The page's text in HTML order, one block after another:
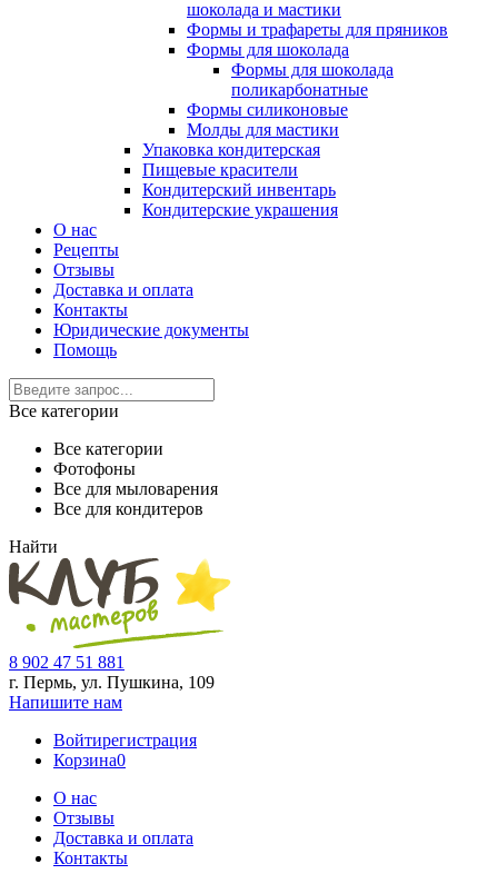
шоколада и мастики
Формы и трафареты для пряников
Формы для шоколада
Формы для шоколада
поликарбонатные
Формы силиконовые
Молды для мастики
Упаковка кондитерская
Пищевые красители
Кондитерский инвентарь
Кондитерские украшения
О нас
Рецепты
Отзывы
Доставка и оплата
Контакты
Юридические документы
Помощь
Все категории
Все категории
Фотофоны
Все для мыловарения
Все для кондитеров
Найти
8 902 47 51 881
г. Пермь, ул. Пушкина, 109
Напишите нам
Войтирегистрация
Корзина0
О нас
Отзывы
Доставка и оплата
Контакты